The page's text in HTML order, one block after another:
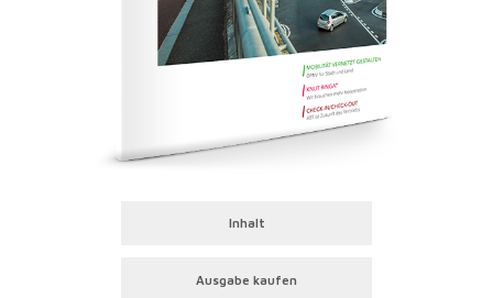
Inhalt
Ausgabe kaufen